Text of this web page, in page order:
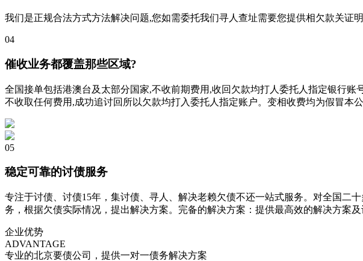
我们是正规合法方式方法解决问题,您如需委托我们寻人查址需要您提供相欠款关证
04
催收业务都覆盖那些区域?
全国接单包括港澳台及太部分国家,不收前期费用,收回欠款均打人委托人指定银行
不收取任何费用,成功追讨回所以欠款均打入委托人指定账户。变相收费均为假冒本公
05
稳定可靠的讨债服务
专注于讨债、讨债15年，集讨债、寻人、解决老赖欠债不还一站式服务。对全国二
务，根据欠债实际情况，提出解决方案。完备的解决方案：提供最高效的解决方案及
企业优势
ADVANTAGE
专业的北京要债公司，提供一对一债务解决方案